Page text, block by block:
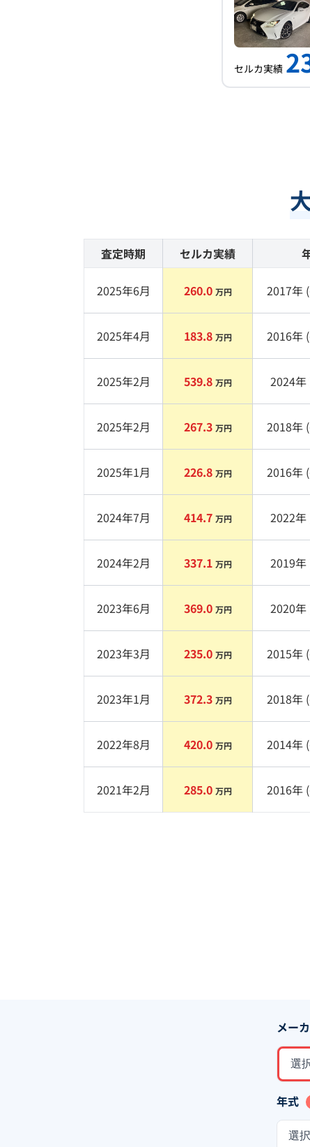
セルカ実績
査定時期 セルカ実績
2025年6月 260.0 万円 2017年 (
2025年4月 183.8 万円 2016年 (
2025年2月 539.8 万円 2024年
2025年2月 267.3 万円 2018年 (
2025年1月 226.8 万円 2016年 (
2024年7月 414.7 万円 2022年
2024年2月 337.1 万円 2019年
2023年6月 369.0 万円 2020年
2023年3月 235.0 万円 2015年 (
2023年1月 372.3 万円 2018年 (
2022年8月 420.0 万円 2014年 (
2021年2月 285.0 万円 2016年 (
メー
選
年式
選